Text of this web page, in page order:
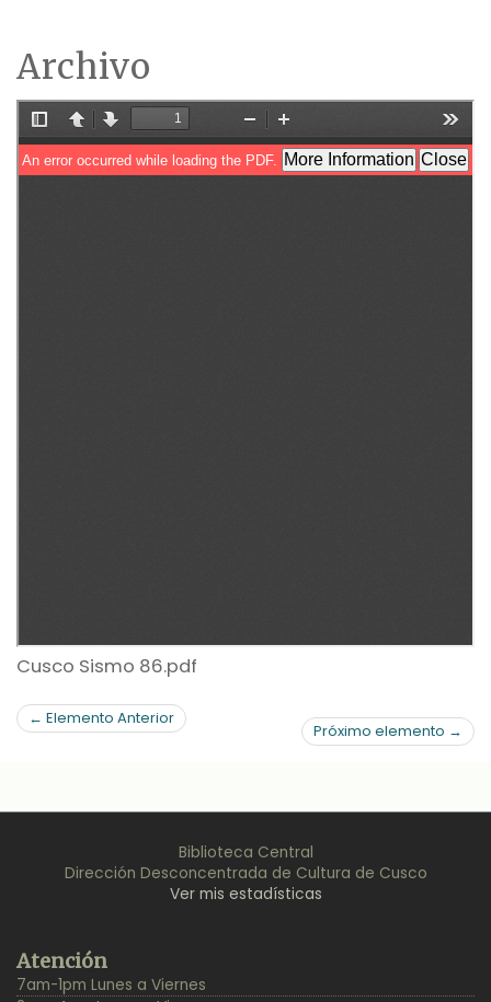
Archivo
Cusco Sismo 86.pdf
← Elemento Anterior
Próximo elemento →
Biblioteca Central
Dirección Desconcentrada de Cultura de Cusco
Ver mis estadísticas
Top
Atención
7am-1pm Lunes a Viernes